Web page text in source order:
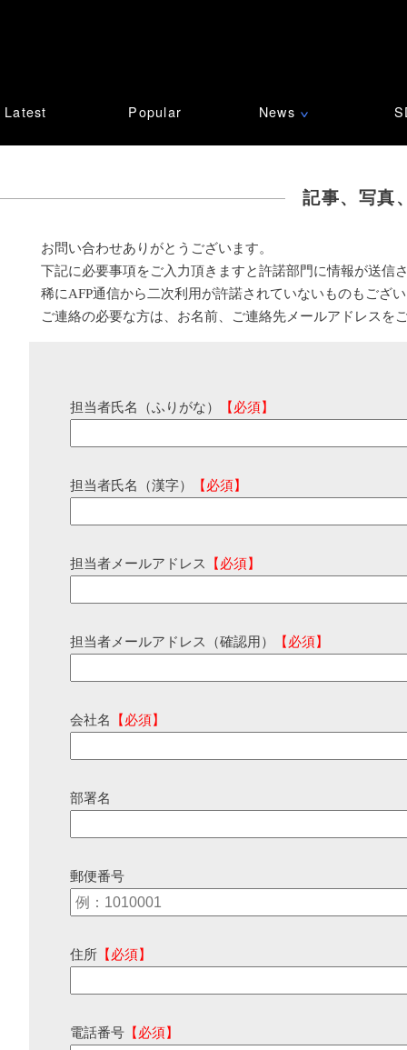
Latest Popular News ∨
記事、写真
お問い合わせありがとうございます。
下記に必要事項をご入力頂きますと許諾部門に情報が送信
稀にAFP通信から二次利用が許諾されていないものもござ
ご連絡の必要な方は、お名前、ご連絡先メールアドレスを
担当者氏名（ふりがな） 【必須】
担当者氏名（漢字） 【必須】
担当者メールアドレス 【必須】
担当者メールアドレス（確認用） 【必須】
会社名 【必須】
部署名
郵便番号
住所 【必須】
電話番号 【必須】